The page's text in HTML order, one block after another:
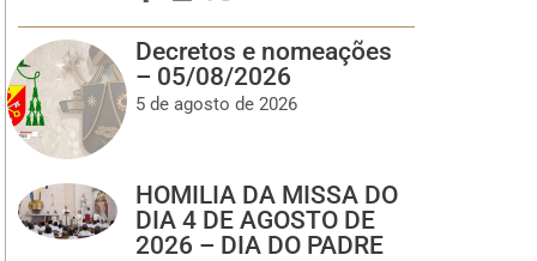
Decretos e nomeações
– 05/08/2026
5 de agosto de 2026
HOMILIA DA MISSA DO
DIA 4 DE AGOSTO DE
2026 – DIA DO PADRE